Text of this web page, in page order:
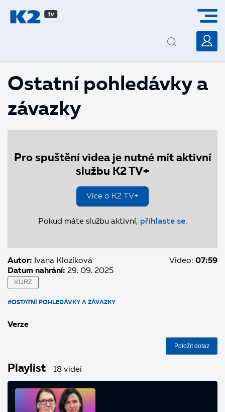
Ostatní pohledávky a
závazky
Pro spuštění videa je nutné mít aktivní
službu K2 TV+
Více o K2 TV+
Pokud máte službu aktivní, přihlaste se.
Autor: Ivana Klozíková
Datum nahrání: 29. 09. 2025
Video: 07:59
KURZ
#OSTATNÍ POHLEDÁVKY A ZÁVAZKY
Verze
Položit dotaz
Playlist 18 videí